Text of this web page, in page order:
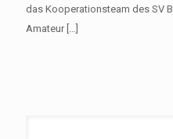
das Kooperationsteam des SV
Amateur[…]